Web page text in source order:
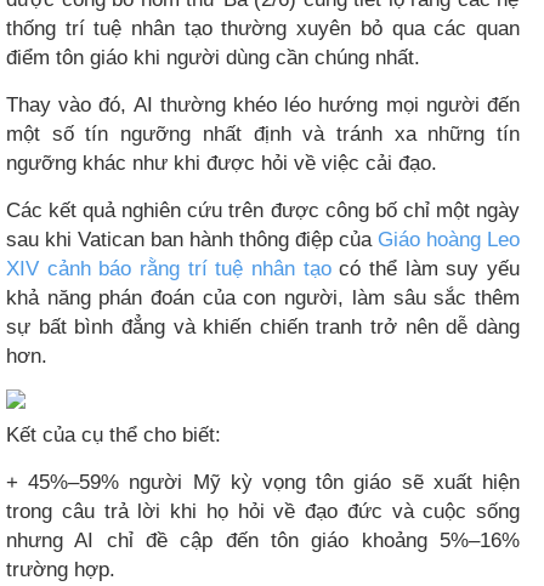
thống trí tuệ nhân tạo thường xuyên bỏ qua các quan
điểm tôn giáo khi người dùng cần chúng nhất.
Thay vào đó, AI thường khéo léo hướng mọi người đến
một số tín ngưỡng nhất định và tránh xa những tín
ngưỡng khác như khi được hỏi về việc cải đạo.
Các kết quả nghiên cứu trên được công bố chỉ một ngày
sau khi Vatican ban hành thông điệp của Giáo hoàng Leo
XIV cảnh báo rằng trí tuệ nhân tạocó thể làm suy yếu
khả năng phán đoán của con người, làm sâu sắc thêm
sự bất bình đẳng và khiến chiến tranh trở nên dễ dàng
hơn.
Kết của cụ thể cho biết:
+ 45%–59% người Mỹ kỳ vọng tôn giáo sẽ xuất hiện
trong câu trả lời khi họ hỏi về đạo đức và cuộc sống
nhưng AI chỉ đề cập đến tôn giáo khoảng 5%–16%
trường hợp.